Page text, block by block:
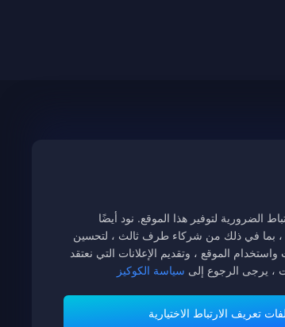
الضرورية لتوفير هذا الموقع. نود أيضًا
، بما في ذلك من شركاء طرف ثالث ، لتحسين
الموقع ، وتقديم الإعلانات التي نعتقد
، يرجى الرجوع إلى سياسة الكوكيز
تعريف الارتباط الاختيارية